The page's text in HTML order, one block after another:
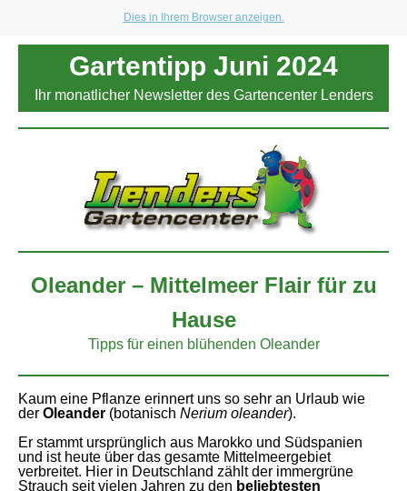
Dies in Ihrem Browser anzeigen.
Gartentipp Juni 2024
Ihr monatlicher Newsletter des Gartencenter Lenders
Oleander – Mittelmeer Flair für zu
Hause
Tipps für einen blühenden Oleander
Kaum eine Pflanze erinnert uns so sehr an Urlaub wie
der Oleander (botanisch Nerium oleander).
Er stammt ursprünglich aus Marokko und Südspanien
und ist heute über das gesamte Mittelmeergebiet
verbreitet. Hier in Deutschland zählt der immergrüne
Strauch seit vielen Jahren zu den beliebtesten